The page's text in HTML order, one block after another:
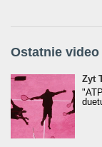
Ostatnie video
Żyt Toster/
Żyt